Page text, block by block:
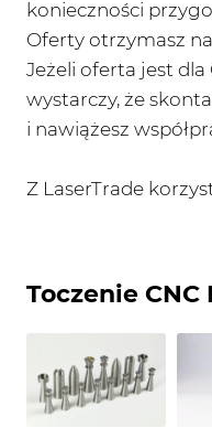
konieczności
Oferty otrzymasz
Jeżeli oferta jest dla
wystarczy, że
i nawiążesz
Z LaserTrade
Toczenie CNC